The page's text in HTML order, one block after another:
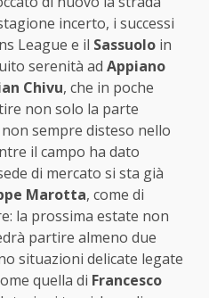
incerto, i successi
League e il Sassuolo in
serenità ad Appiano
Chivu, che in poche
non solo la parte
sempre disteso nello
il campo ha dato
di mercato si sta già
Marotta, come di
la prossima estate non
partire almeno due
situazioni delicate legate
quella di Francesco